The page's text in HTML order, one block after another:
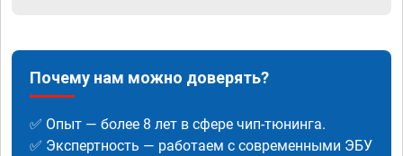
Почему нам можно доверять?
✅ Опыт — более 8 лет в сфере чип-тюнинга.
✅ Экспертность — работаем с современными ЭБУ